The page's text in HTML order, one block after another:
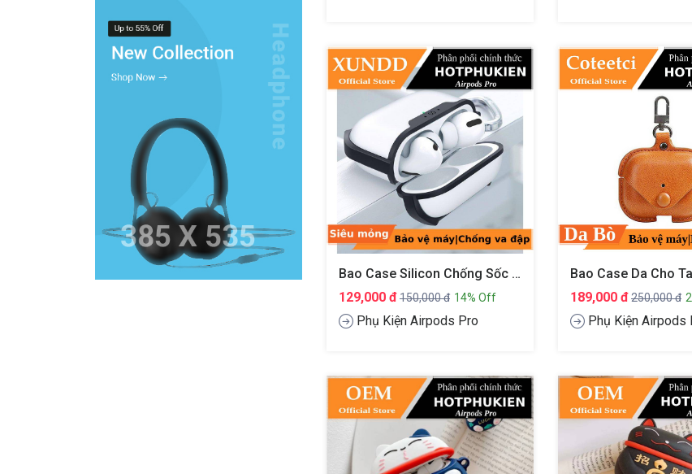
Bao Case Silicon Chống Sốc Siêu Mỏng Cho Tai Nghe Apple Airpods Pro Hiệu XUNDD Drop Resistant
129,000 đ150,000 đ 14% Off
Phụ Kiện Airpods Pro
189,000 đ250,000 đ
Phụ Kiện Airpods